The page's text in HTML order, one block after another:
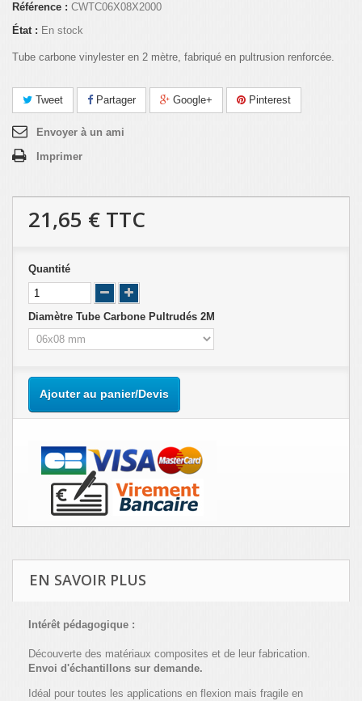
Référence : CWTC06X08X2000
État : En stock
Tube carbone vinylester en 2 mètre, fabriqué en pultrusion renforcée.
Tweet Partager Google+ Pinterest
Envoyer à un ami
Imprimer
21,65 € TTC
Quantité
Diamètre Tube Carbone Pultrudés 2M
Ajouter au panier/Devis
EN SAVOIR PLUS
Intérêt pédagogique :
Découverte des matériaux composites et de leur fabrication.
Envoi d'échantillons sur demande.
Idéal pour toutes les applications en flexion mais fragile en